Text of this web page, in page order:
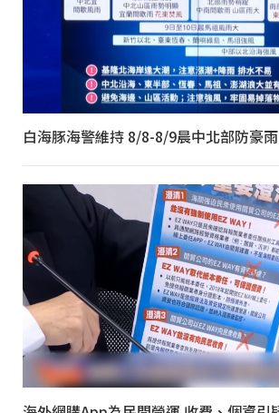
白海豚海警維持 8/8-8/9晨中北部防豪雨